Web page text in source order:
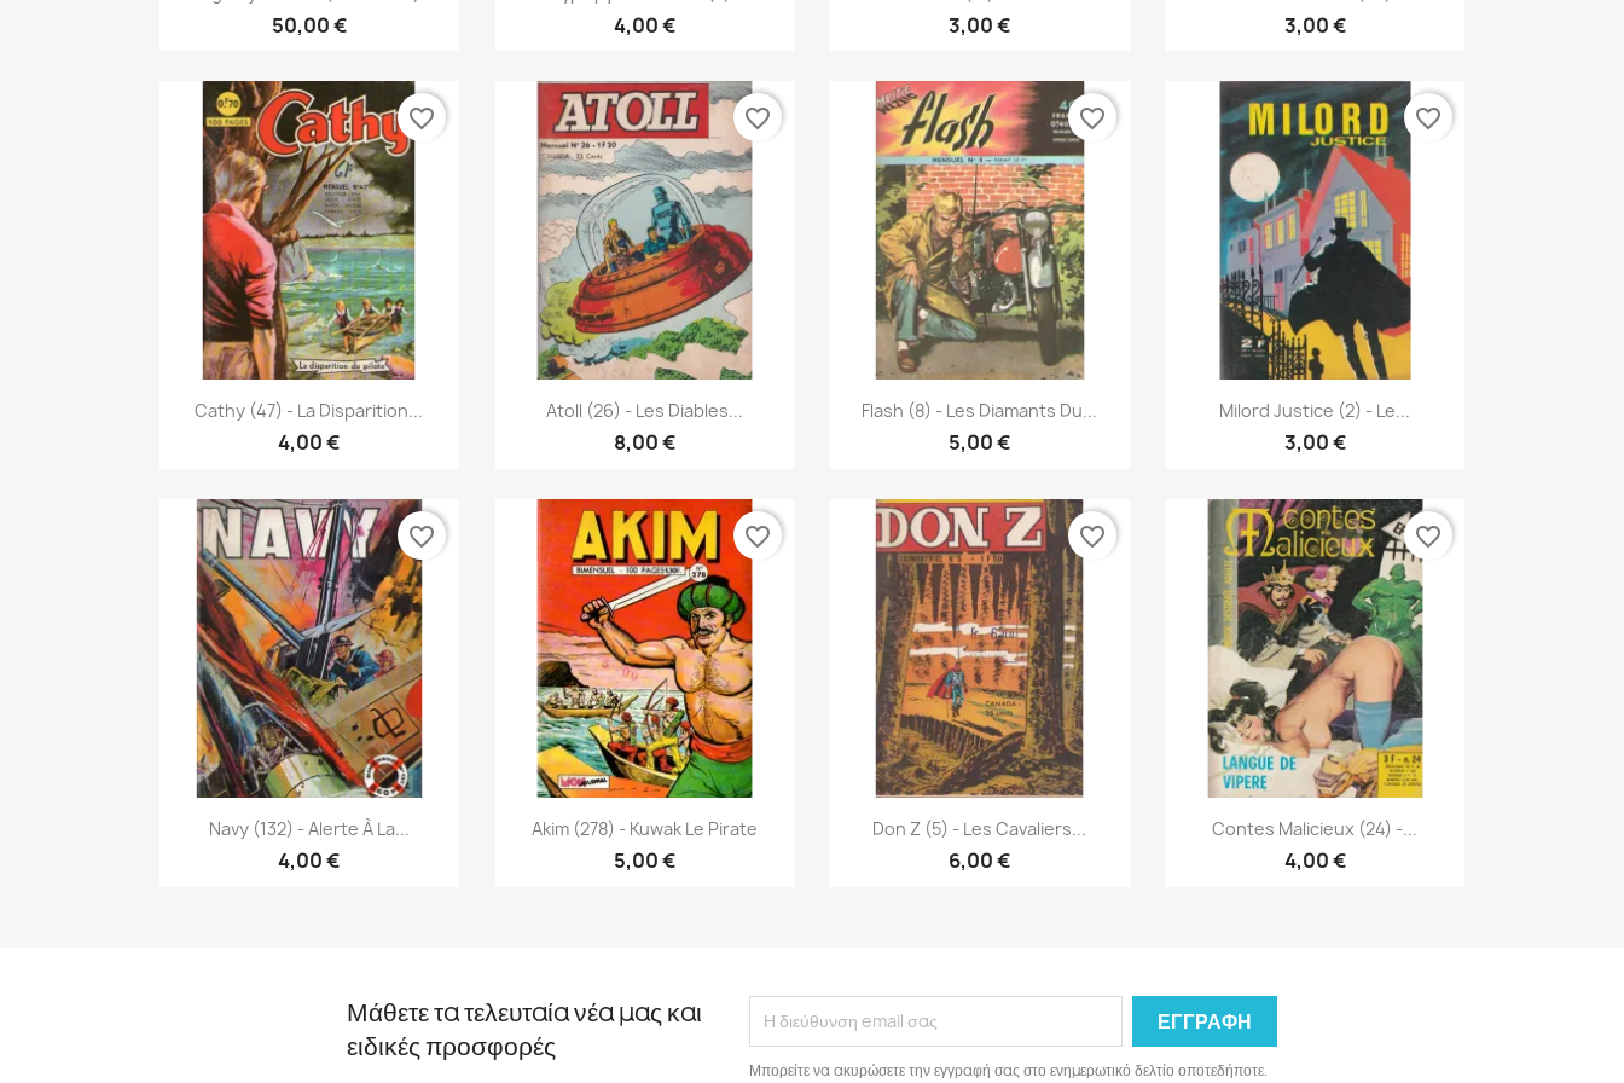
50,00 € 4,00 € 3,00 € 3,00 €
Γρήγορη προβολή
Cathy (47) - La Disparition...
4,00 €
favorite_border
Γρήγορη προβολή
Atoll (26) - Les Diables...
8,00 €
favorite_border
Γρήγορη προβολή
Flash (8) - Les Diamants Du...
5,00 €
favorite_border
Γρήγορη προβολή
Milord Justice (2) - Le...
3,00 €
favorite_border
Γρήγορη προβολή
Navy (132) - Alerte À La...
4,00 €
favorite_border
Γρήγορη προβολή
Akim (278) - Kuwak Le Pirate
5,00 €
favorite_border
Γρήγορη προβολή
Don Z (5) - Les Cavaliers...
6,00 €
favorite_border
Γρήγορη προβολή
Contes Malicieux (24) -...
4,00 €
favorite_border
Μάθετε τα τελευταία νέα μας και
ειδικές προσφορές
Μπορείτε να ακυρώσετε την εγγραφή σας στο ενημερωτικό δελτίο οποτεδήποτε.